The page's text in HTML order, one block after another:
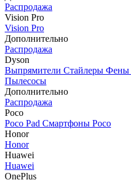
Распродажа
Vision Pro
Vision Pro
Дополнительно
Распродажа
Dyson
Выпрямители Стайлеры Фены
Пылесосы
Дополнительно
Распродажа
Poco
Poco Pad Смартфоны Poco
Honor
Honor
Huawei
Huawei
OnePlus